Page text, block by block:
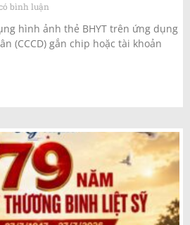
bình luận
hình ảnh thẻ BHYT trên ứng dụng
(CCCD) gắn chip hoặc tài khoản